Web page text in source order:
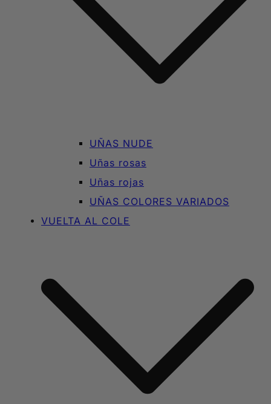
UÑAS NUDE
Uñas rosas
Uñas rojas
UÑAS COLORES VARIADOS
VUELTA AL COLE